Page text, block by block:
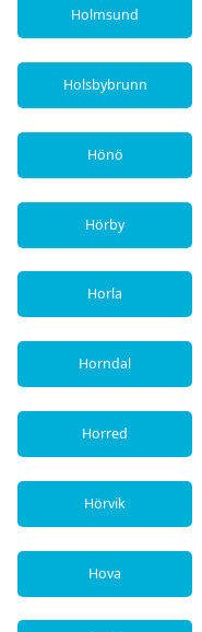
Holmsund
Holsbybrunn
Hönö
Hörby
Horla
Horndal
Horred
Hörvik
Hova